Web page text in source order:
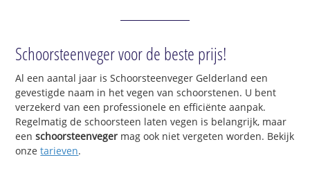
Schoorsteenveger voor de beste prijs!
Al een aantal jaar is Schoorsteenveger Gelderland een
gevestigde naam in het vegen van schoorstenen. U bent
verzekerd van een professionele en efficiënte aanpak.
Regelmatig de schoorsteen laten vegen is belangrijk, maar
eenschoorsteenveger mag ook niet vergeten worden. Bekijk
onzetarieven.